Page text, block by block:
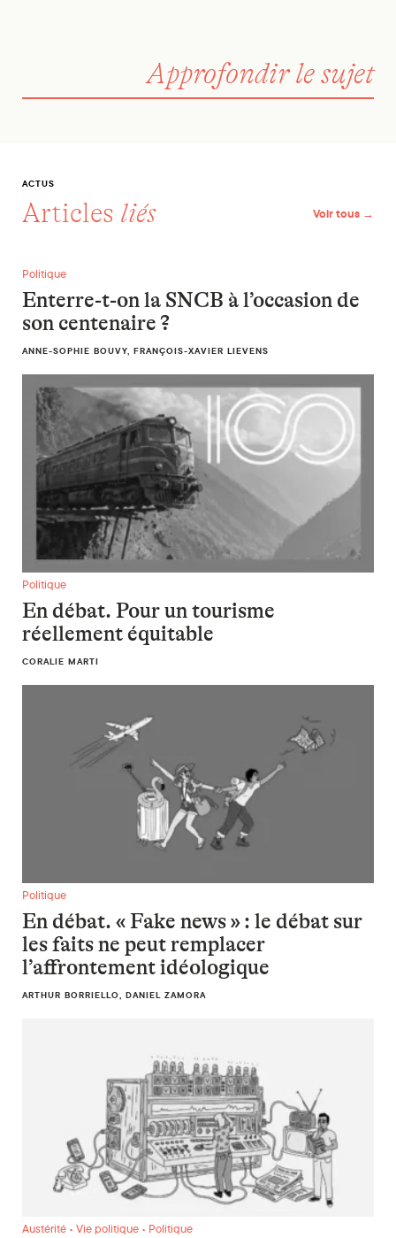
Approfondir le sujet
ACTUS
Articles liés Voir tous →
Enterre-t-on la SNCB à l’occasion de son centenaire ?
Politique
Enterre-t-on la SNCB à l’occasion de
son centenaire ?
ANNE-SOPHIE BOUVY, FRANÇOIS-XAVIER LIEVENS
En débat. Pour un tourisme réellement équitable
Politique
En débat. Pour un tourisme
réellement équitable
CORALIE MARTI
En débat. « Fake news » : le débat sur les faits ne peut
Politique
En débat. « Fake news » : le débat sur
les faits ne peut remplacer
l’affrontement idéologique
ARTHUR BORRIELLO, DANIEL ZAMORA
« Over Welvaart » et la bataille des prospérités
Austérité • Vie politique • Politique